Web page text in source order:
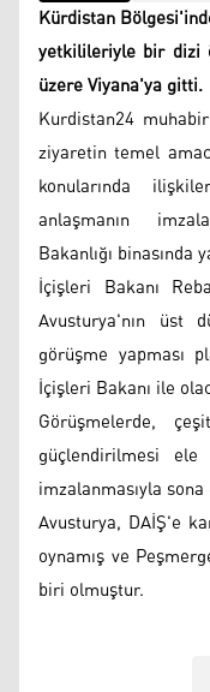
Kürdistan
yetkilileriyle bir dizi
üzere Viyana'ya gitti.
Kurdistan24
ziyaretin temel
konularında
anlaşmanın
Bakanlığı binasında
İçişleri Bakanı
Avusturya'nın üst
görüşme yapması
İçişleri Bakanı ile
Görüşmelerde,
güçlendirilmesi
imzalanmasıyla
Avusturya, DAİŞ'e
oynamış ve
biri olmuştur.